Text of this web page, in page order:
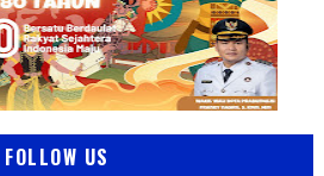
FOLLOW US